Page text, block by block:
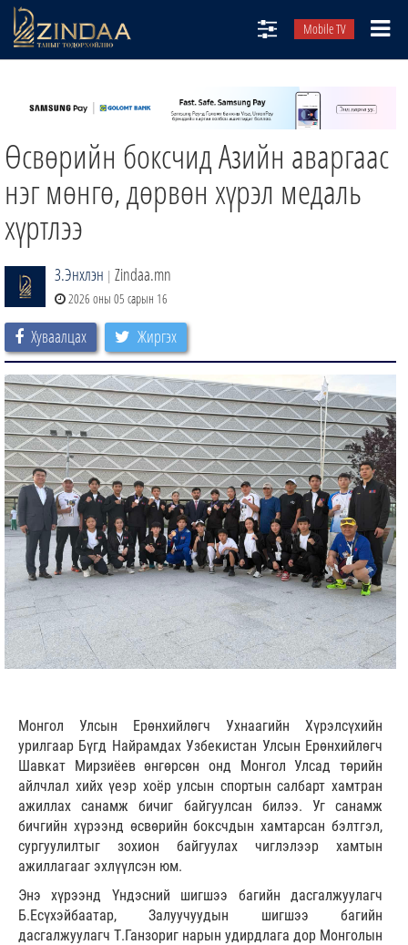
Mobile TV
ТВ8
ӨГЛӨӨНИЙ СОНИН
АУДИО ЗОХИОЛ
Өсвөрийн боксчид Азийн аваргаас
нэг мөнгө, дөрвөн хүрэл медаль
хүртлээ
З.Энхлэн | Zindaa.mn
2026 оны 05 сарын 16
Хуваалцах Жиргэх
Монгол Улсын Ерөнхийлөгч Ухнаагийн Хүрэлсүхийн
урилгаар Бүгд Найрамдах Узбекистан Улсын Ерөнхийлөгч
Шавкат Мирзиёев өнгөрсөн онд Монгол Улсад төрийн
айлчлал хийх үеэр хоёр улсын спортын салбарт хамтран
ажиллах санамж бичиг байгуулсан билээ. Уг санамж
бичгийн хүрээнд өсвөрийн боксчдын хамтарсан бэлтгэл,
сургуулилтыг зохион байгуулах чиглэлээр хамтын
ажиллагааг эхлүүлсэн юм.
Энэ хүрээнд Үндэсний шигшээ багийн дасгалжуулагч
Б.Есүхэйбаатар, Залуучуудын шигшээ багийн
дасгалжуулагч Т.Ганзориг нарын удирдлага дор Монголын